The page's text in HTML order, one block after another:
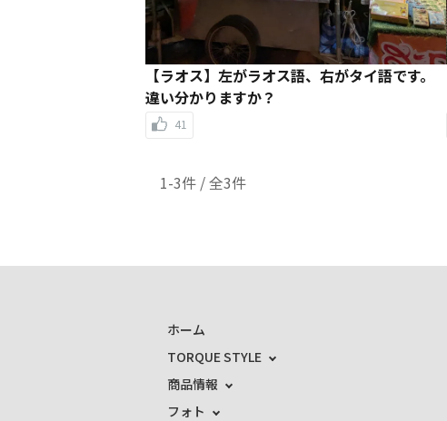
【ラオス】左がラオス語、右がタイ語です。
違い分かりますか？
41
1-3件 / 全3件
ホーム
TORQUE STYLE
商品情報
フォト